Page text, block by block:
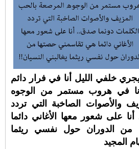
خلفي الليل أنا في فرار دائم
في هروب مستمر من الوجوه
والأصوات الصاخبة التي تردد
على شعور معها الأغاني دائما
الدوران حول نفسي ريثما
المجيد